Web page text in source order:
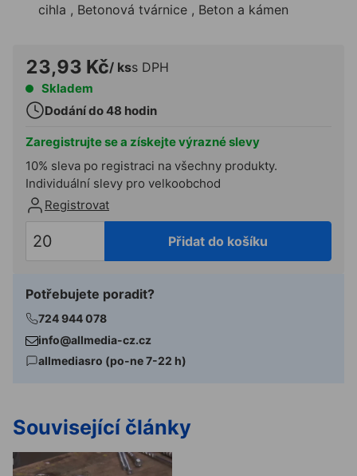
cihla , Betonová tvárnice , Beton a kámen
23,93 Kč/ kss DPH
Skladem
Dodání do 48 hodin
Zaregistrujte se a získejte výrazné slevy
10% sleva po registraci na všechny produkty.
Individuální slevy pro velkoobchod
Registrovat
Přidat do košíku
Potřebujete poradit?
724 944 078
info@allmedia-cz.cz
allmediasro (po-ne 7-22 h)
Související články